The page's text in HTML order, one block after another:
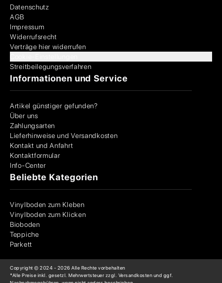
Datenschutz
AGB
Impressum
Widerrufsrecht
Verträge hier widerrufen
Streitbeilegungsverfahren
Informationen und Service
Artikel günstiger gefunden?
Über uns
Zahlungsarten
Lieferhinweise und Versandkosten
Kontakt und Anfahrt
Kontaktformular
Info-Center
Beliebte Kategorien
Vinylboden zum Kleben
Vinylboden zum Klicken
Bioboden
Teppiche
Parkett
Copyright © 2024 - 2026 Alle Rechte vorbehalten
*Alle Preise inkl. gesetzl. Mehrwertsteuer zzgl. Versandkosten und ggf.